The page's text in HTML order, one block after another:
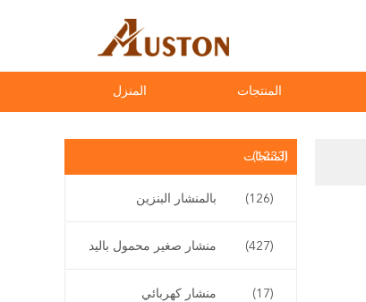
المنزل المنتجات
المنتجات(1233)
بالمنشار البنزين (126)
منشار صغير محمول باليد (427)
منشار كهربائي (17)